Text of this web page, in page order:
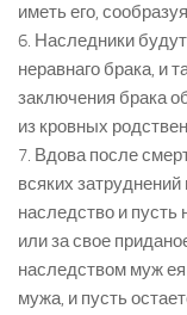
иметь его,
6. Наследники
неравнаго брака, и
заключения брака
из кровных
7. Вдова после
всяких
наследство и пусть
или за свое
наследством муж
мужа, и пусть